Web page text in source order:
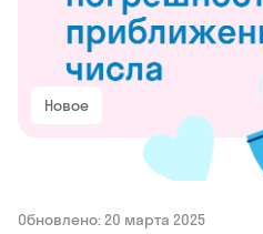
Новое
Обновлено: 20 марта 2025